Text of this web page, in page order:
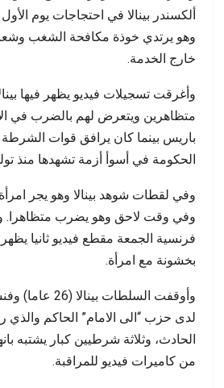
ألكسندر بينالا في احتجاجات يوم
وهو يرتدي خوذة مكافحة الشغب
خارج الخدمة.
وأغرقت تسجيلات فيديو يظهر فيها
متظاهرين ويتعرض لهم بالضرب في
باريس بينما كان يرافق قوات
الحكومة في أسوأ أزمة تشهدها منذ
وفي لقطات شوهد بينالا وهو يجر
وفي وقت لاحق وهو يضرب متظاهرا.
فرنسية الجمعة مقطع فيديو ثانيا يظهر
بخشونة مع امرأة.
وأوقفت السلطات
لدى حزب “الى الامام” الحاكم والذي
الحادث، وثلاثة شرطيين كبار يشتبه
من كاميرات فيديو للمراقبة.